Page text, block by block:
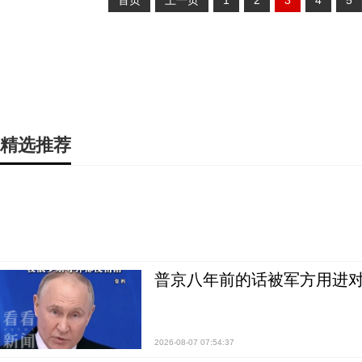
精选推荐
普京八年前的话被军方用进
2026-08-07 07:54:37